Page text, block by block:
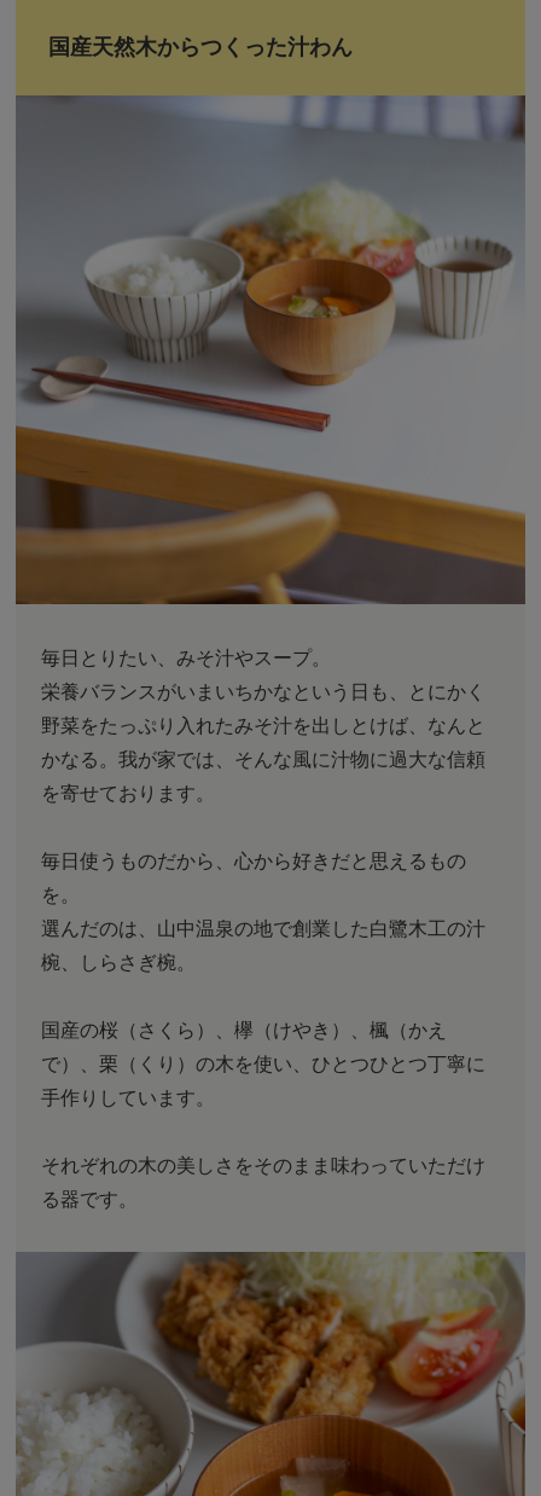
国産天然木からつくった汁わん
毎日とりたい、みそ汁やスープ。
栄養バランスがいまいちかなという日も、とにかく
野菜をたっぷり入れたみそ汁を出しとけば、なんと
かなる。我が家では、そんな風に汁物に過大な信頼
を寄せております。
毎日使うものだから、心から好きだと思えるもの
を。
選んだのは、山中温泉の地で創業した白鷺木工の汁
椀、しらさぎ椀。
国産の桜（さくら）、欅（けやき）、楓（かえ
で）、栗（くり）の木を使い、ひとつひとつ丁寧に
手作りしています。
それぞれの木の美しさをそのまま味わっていただけ
る器です。